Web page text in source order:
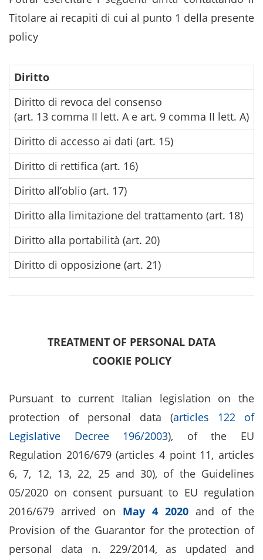
Titolare ai recapiti di cui al punto 1 della presente
policy
Diritto
Diritto di revoca del consenso
(art. 13 comma II lett. A e art. 9 comma II lett. A)
Diritto di accesso ai dati (art. 15)
Diritto di rettifica (art. 16)
Diritto all’oblio (art. 17)
Diritto alla limitazione del trattamento (art. 18)
Diritto alla portabilità (art. 20)
Diritto di opposizione (art. 21)
TREATMENT OF PERSONAL DATA
COOKIE POLICY
Pursuant to current Italian legislation on the
protection of personal data (articles 122 of
Legislative Decree 196/2003), of the EU
Regulation 2016/679 (articles 4 point 11, articles
6, 7, 12, 13, 22, 25 and 30), of the Guidelines
05/2020 on consent pursuant to EU regulation
2016/679 arrived on May 4 2020 and of the
Provision of the Guarantor for the protection of
personal data n. 229/2014, as updated and